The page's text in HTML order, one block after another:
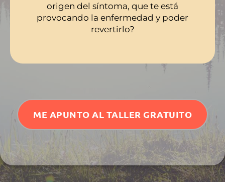
origen del síntoma, que te está
provocando la enfermedad y poder
revertirlo?
ME APUNTO AL TALLER GRATUITO